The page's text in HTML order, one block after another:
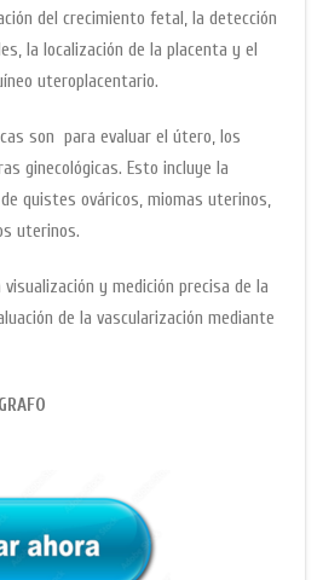
del crecimiento fetal, la detección
la localización de la placenta y el
uteroplacentario.
son para evaluar el útero, los
ginecológicas. Esto incluye la
quistes ováricos, miomas uterinos,
uterinos.
y medición precisa de la
de la vascularización mediante